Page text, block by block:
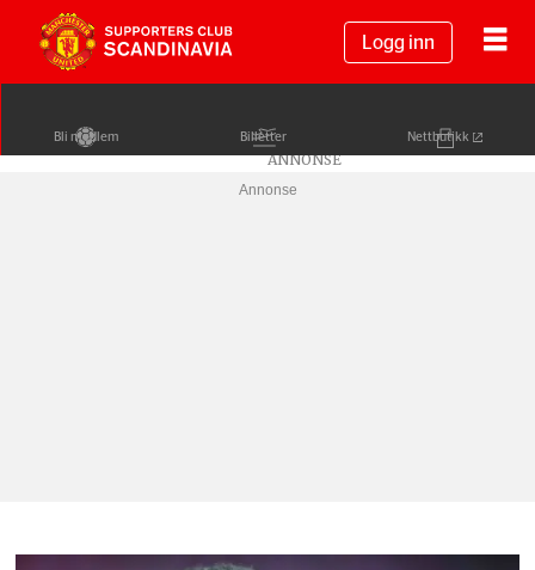
Logg inn
Bli medlem Billetter Nettbutikk
Annonse